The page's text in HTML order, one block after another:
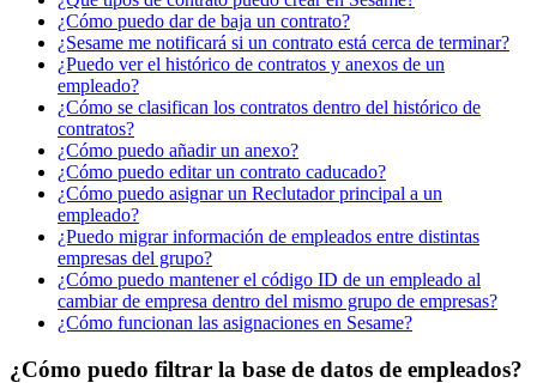
¿Cómo puedo dar de baja un contrato?
¿Sesame me notificará si un contrato está cerca de terminar?
¿Puedo ver el histórico de contratos y anexos de un
empleado?
¿Cómo se clasifican los contratos dentro del histórico de
contratos?
¿Cómo puedo añadir un anexo?
¿Cómo puedo editar un contrato caducado?
¿Cómo puedo asignar un Reclutador principal a un
empleado?
¿Puedo migrar información de empleados entre distintas
empresas del grupo?
¿Cómo puedo mantener el código ID de un empleado al
cambiar de empresa dentro del mismo grupo de empresas?
¿Cómo funcionan las asignaciones en Sesame?
¿Cómo puedo filtrar la base de datos de empleados?